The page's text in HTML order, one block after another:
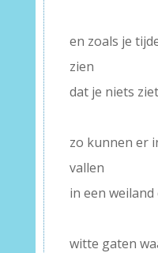
en zoals je
zien
dat je niets ziet
zo kunnen er
vallen
in een
witte gaten